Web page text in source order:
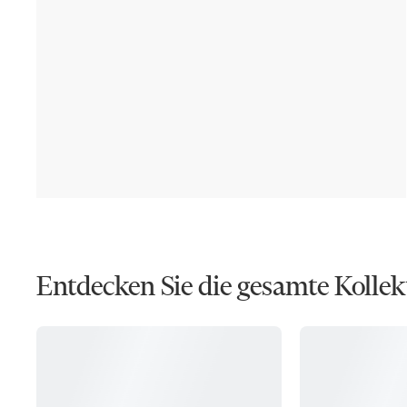
Entdecken Sie die gesamte